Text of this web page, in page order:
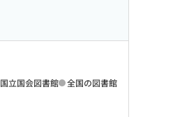
国立国会図書館 全国の図書館